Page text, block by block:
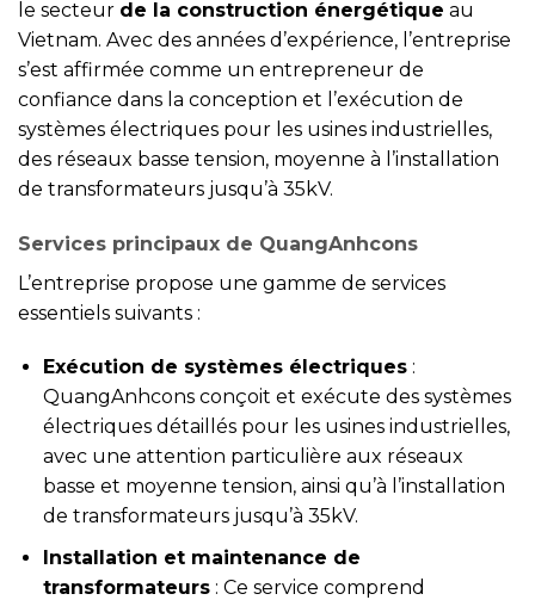
le secteur de la construction énergétique au
Vietnam. Avec des années d’expérience, l’entreprise
s’est affirmée comme un entrepreneur de
confiance dans la conception et l’exécution de
systèmes électriques pour les usines industrielles,
des réseaux basse tension, moyenne à l’installation
de transformateurs jusqu’à 35kV.
Services principaux de QuangAnhcons
L’entreprise propose une gamme de services
essentiels suivants :
Exécution de systèmes électriques:
QuangAnhcons conçoit et exécute des systèmes
électriques détaillés pour les usines industrielles,
avec une attention particulière aux réseaux
basse et moyenne tension, ainsi qu’à l’installation
de transformateurs jusqu’à 35kV.
Installation et maintenance de
transformateurs: Ce service comprend